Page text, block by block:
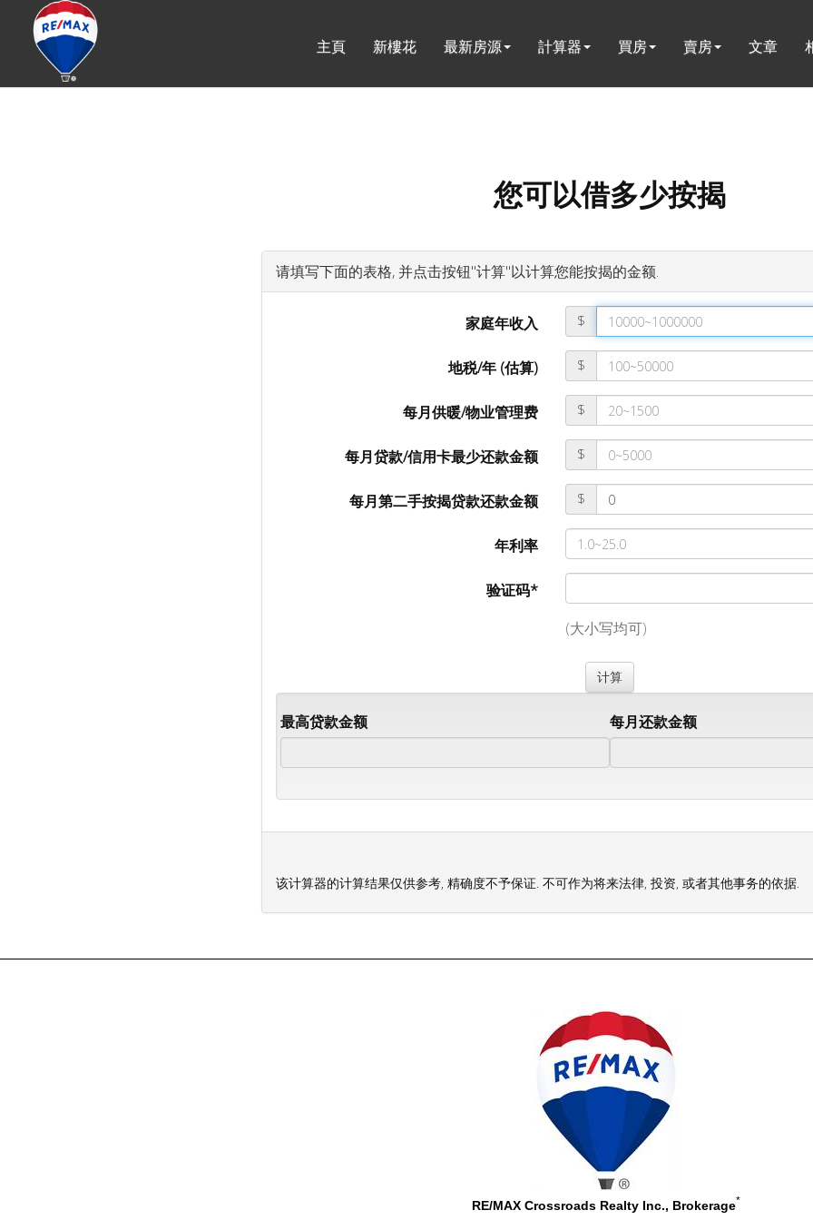
主頁 新樓花 最新房源 計算器 買房 賣房 文章
您可以借多少按揭
请填写下面的表格, 并点击按钮"计算"以计算您能按揭的金额.
家庭年收入 $
地税/年 (估算) $
每月供暖/物业管理费 $
每月贷款/信用卡最少还款金额 $
每月第二手按揭贷款还款金额 $
年利率
验证码*
(大小写均可)
最高贷款金额 每月还款金额
该计算器的计算结果仅供参考, 精确度不予保证. 不可作为将来法律, 投资, 或者其他事务的依据.
RE/MAX Crossroads Realty Inc., Brokerage*